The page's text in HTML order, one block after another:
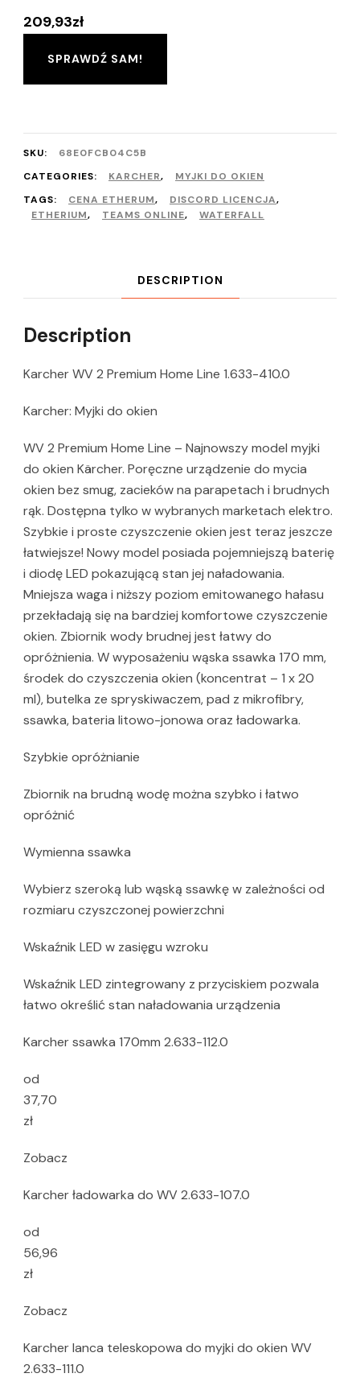
209,93zł
SPRAWDŹ SAM!
SKU:
68E0FCB04C5B
CATEGORIES:
KARCHER,
MYJKI DO OKIEN
TAGS:
CENA ETHERUM, DISCORD LICENCJA,
ETHERIUM, TEAMS ONLINE, WATERFALL
DESCRIPTION
Description
Karcher WV 2 Premium Home Line 1.633-410.0
Karcher: Myjki do okien
WV 2 Premium Home Line – Najnowszy model myjki
do okien Kärcher. Poręczne urządzenie do mycia
okien bez smug, zacieków na parapetach i brudnych
rąk. Dostępna tylko w wybranych marketach elektro.
Szybkie i proste czyszczenie okien jest teraz jeszcze
łatwiejsze! Nowy model posiada pojemniejszą baterię
i diodę LED pokazującą stan jej naładowania.
Mniejsza waga i niższy poziom emitowanego hałasu
przekładają się na bardziej komfortowe czyszczenie
okien. Zbiornik wody brudnej jest łatwy do
opróżnienia. W wyposażeniu wąska ssawka 170 mm,
środek do czyszczenia okien (koncentrat – 1 x 20
ml), butelka ze spryskiwaczem, pad z mikrofibry,
ssawka, bateria litowo-jonowa oraz ładowarka.
Szybkie opróżnianie
Zbiornik na brudną wodę można szybko i łatwo
opróżnić
Wymienna ssawka
Wybierz szeroką lub wąską ssawkę w zależności od
rozmiaru czyszczonej powierzchni
Wskaźnik LED w zasięgu wzroku
Wskaźnik LED zintegrowany z przyciskiem pozwala
łatwo określić stan naładowania urządzenia
Karcher ssawka 170mm 2.633-112.0
od
37,70
zł
Zobacz
Karcher ładowarka do WV 2.633-107.0
od
56,96
zł
Zobacz
Karcher lanca teleskopowa do myjki do okien WV
2.633-111.0